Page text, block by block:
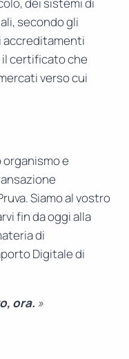
secondo gli
accreditamenti
il certificato che
verso cui
e
Siamo al vostro
fin da oggi alla
di
Digitale di
ora. »